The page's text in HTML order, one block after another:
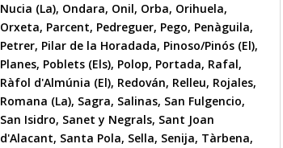
Nucia (La), Ondara, Onil, Orba, Orihuela,
Orxeta, Parcent, Pedreguer, Pego, Penàguila,
Petrer, Pilar de la Horadada, Pinoso/Pinós (El),
Planes, Poblets (Els), Polop, Portada, Rafal,
Ràfol d'Almúnia (El), Redován, Relleu, Rojales,
Romana (La), Sagra, Salinas, San Fulgencio,
San Isidro, Sanet y Negrals, Sant Joan
d'Alacant, Santa Pola, Sella, Senija, Tàrbena,